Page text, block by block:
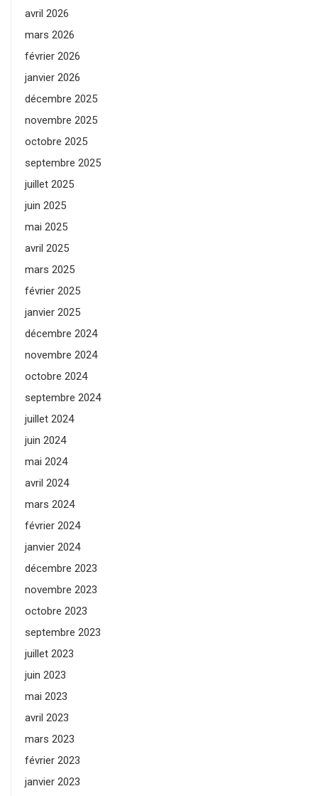
avril 2026
mars 2026
février 2026
janvier 2026
décembre 2025
novembre 2025
octobre 2025
septembre 2025
juillet 2025
juin 2025
mai 2025
avril 2025
mars 2025
février 2025
janvier 2025
décembre 2024
novembre 2024
octobre 2024
septembre 2024
juillet 2024
juin 2024
mai 2024
avril 2024
mars 2024
février 2024
janvier 2024
décembre 2023
novembre 2023
octobre 2023
septembre 2023
juillet 2023
juin 2023
mai 2023
avril 2023
mars 2023
février 2023
janvier 2023